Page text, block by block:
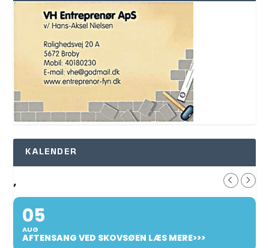
KALENDER
,
05
AUG
AFTENSANG VED SKOVSØEN LÆS MERE>>>